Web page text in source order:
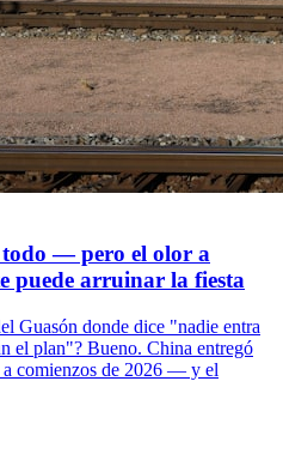
— pero el olor a
puede arruinar la fiesta
Guasón donde dice "nadie entra
el plan"? Bueno. China entregó
a comienzos de 2026 — y el